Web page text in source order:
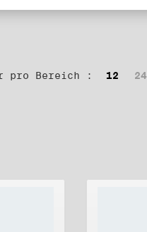
pro Bereich : 12 24